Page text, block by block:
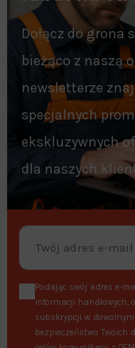
Dołącz do grona
bieżąco z naszą
newsletterze
specjalnych
ekskluzywnych
dla naszych
Podając swój adres e-
informacji handlowych,
subskrypcji w
bezpieczeństwo Twoich